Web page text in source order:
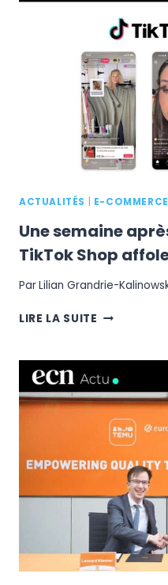
MILLIONS
D’EUROS
POUR
ACCÉLÉRER
SON
EXPANSION
EN
EUROPE
ACTUALITÉS E-
Une semaine
TikTok Shop
ParLilian Grandrie-
LIRE LA SUITE UNE
SON
LANCEMENT,
TIKTOK
SHOP
AFFOLE
DÉJÀ
LES
COMPTEURS